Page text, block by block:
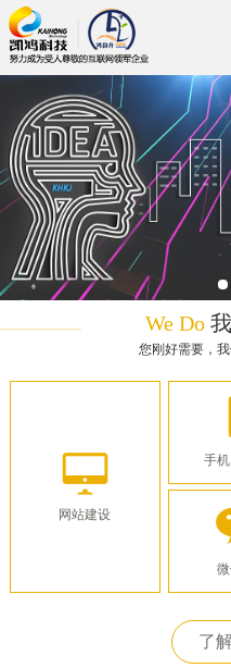
We Do
您刚好需要，
网站建设
手
了